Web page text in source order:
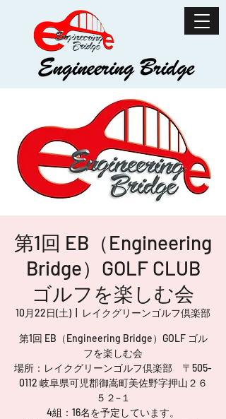
第1回 EB（Engineering
Bridge）GOLF CLUB
ゴルフを楽しむ会
10月22日(土) レイクグリーンゴルフ倶楽部
第1回 EB（Engineering Bridge）GOLF ゴル
フを楽しむ会
場所：レイクグリーンゴルフ倶楽部 〒505-
0112 岐阜県可児郡御嵩町美佐野字押山２６
５２−１
4組：16名を予定しています。